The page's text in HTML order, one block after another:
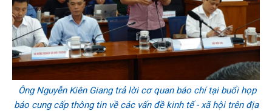
Ông Nguyễn Kiên Giang trả lời cơ quan báo chí tại buổi họp
báo cung cấp thông tin về các vấn đề kinh tế - xã hội trên địa